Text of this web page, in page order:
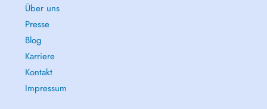
Über uns
Presse
Blog
Karriere
Kontakt
Impressum